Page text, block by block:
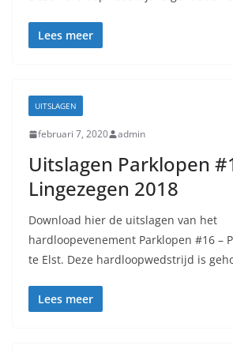
Lees meer
UITSLAGEN
februari 7, 2020 admin
Uitslagen Parklopen
Lingezegen 2018
Download hier de uitslagen van het
hardloopevenement Parklopen #16 –
te Elst. Deze hardloopwedstrijd is
Lees meer